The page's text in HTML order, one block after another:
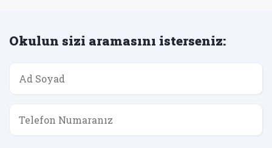
Okulun sizi aramasını isterseniz: